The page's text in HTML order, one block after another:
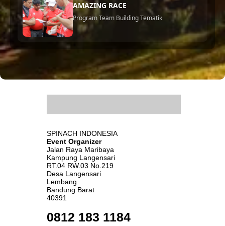
AMAZING RACE
Program Team Building Tematik
SPINACH INDONESIA
Event Organizer
Jalan Raya Maribaya
Kampung Langensari
RT.04 RW.03 No.219
Desa Langensari
Lembang
Bandung Barat
40391
0812 183 1184